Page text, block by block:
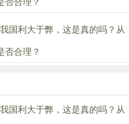
国利大于弊，这是真的吗？从
否合理？
国利大于弊，这是真的吗？从